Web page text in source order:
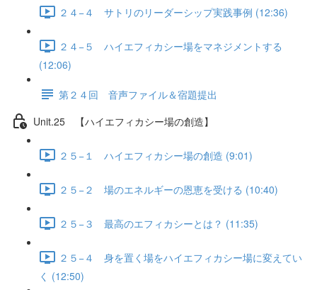
２４−４ サトリのリーダーシップ実践事例 (12:36)
２４−５ ハイエフィカシー場をマネジメントする
(12:06)
第２４回 音声ファイル＆宿題提出
Unit.25 【ハイエフィカシー場の創造】
２５−１ ハイエフィカシー場の創造 (9:01)
２５−２ 場のエネルギーの恩恵を受ける (10:40)
２５−３ 最高のエフィカシーとは？ (11:35)
２５−４ 身を置く場をハイエフィカシー場に変えてい
く (12:50)